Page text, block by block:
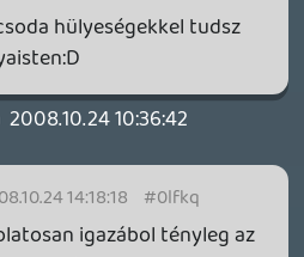
ahogy van
annyi aberráció
12:25:35
#0lfkg
12:25:17